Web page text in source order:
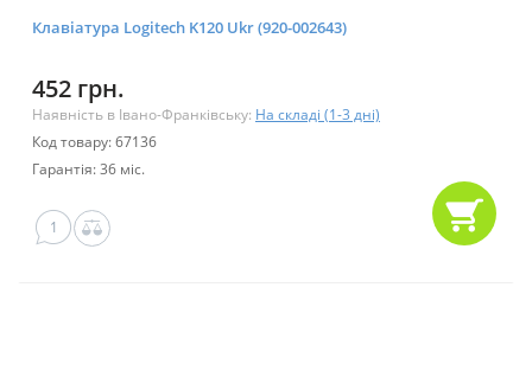
Клавіатура Logitech K120 Ukr (920-002643)
452 грн.
Наявність в Івано-Франківську: На складі (1-3 дні)
Код товару: 67136
Гарантія: 36 міс.
1